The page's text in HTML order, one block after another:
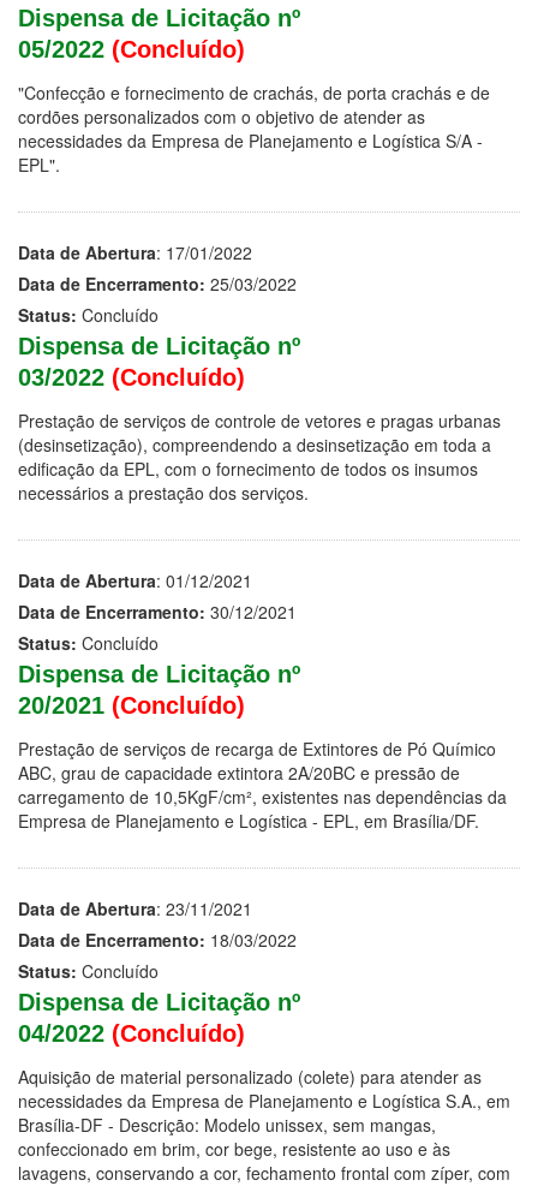
Dispensa de Licitação nº
05/2022 (Concluído)
"Confecção e fornecimento de crachás, de porta crachás e de
cordões personalizados com o objetivo de atender as
necessidades da Empresa de Planejamento e Logística S/A -
EPL".
Data de Abertura: 17/01/2022
Data de Encerramento: 25/03/2022
Status: Concluído
Dispensa de Licitação nº
03/2022 (Concluído)
Prestação de serviços de controle de vetores e pragas urbanas
(desinsetização), compreendendo a desinsetização em toda a
edificação da EPL, com o fornecimento de todos os insumos
necessários a prestação dos serviços.
Data de Abertura: 01/12/2021
Data de Encerramento: 30/12/2021
Status: Concluído
Dispensa de Licitação nº
20/2021 (Concluído)
Prestação de serviços de recarga de Extintores de Pó Químico
ABC, grau de capacidade extintora 2A/20BC e pressão de
carregamento de 10,5KgF/cm², existentes nas dependências da
Empresa de Planejamento e Logística - EPL, em Brasília/DF.
Data de Abertura: 23/11/2021
Data de Encerramento: 18/03/2022
Status: Concluído
Dispensa de Licitação nº
04/2022 (Concluído)
Aquisição de material personalizado (colete) para atender as
necessidades da Empresa de Planejamento e Logística S.A., em
Brasília-DF - Descrição: Modelo unissex, sem mangas,
confeccionado em brim, cor bege, resistente ao uso e às
lavagens, conservando a cor, fechamento frontal com zíper, com